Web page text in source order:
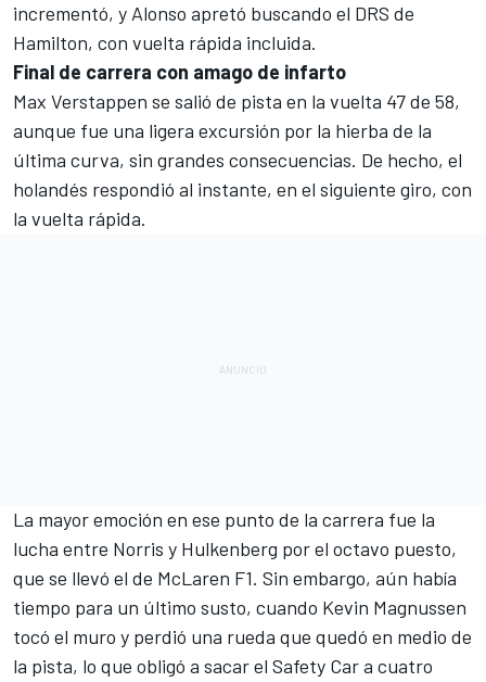
incrementó, y Alonso apretó buscando el DRS de
Hamilton, con vuelta rápida incluida.
Final de carrera con amago de infarto
Max Verstappen se salió de pista en la vuelta 47 de 58,
aunque fue una ligera excursión por la hierba de la
última curva, sin grandes consecuencias. De hecho, el
holandés respondió al instante, en el siguiente giro, con
la vuelta rápida.
La mayor emoción en ese punto de la carrera fue la
lucha entre Norris y Hulkenberg por el octavo puesto,
que se llevó el de McLaren F1. Sin embargo, aún había
tiempo para un último susto, cuando Kevin Magnussen
tocó el muro y perdió una rueda que quedó en medio de
la pista, lo que obligó a sacar el Safety Car a cuatro